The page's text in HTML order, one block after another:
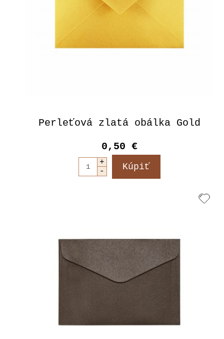
Perleťová zlatá obálka Gold
0,50 €